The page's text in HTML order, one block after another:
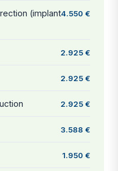
(implant4.550 €
2.925 €
2.925 €
2.925 €
3.588 €
1.950 €